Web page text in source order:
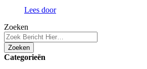
Lees door
Zoeken
Zoeken
Categorieën